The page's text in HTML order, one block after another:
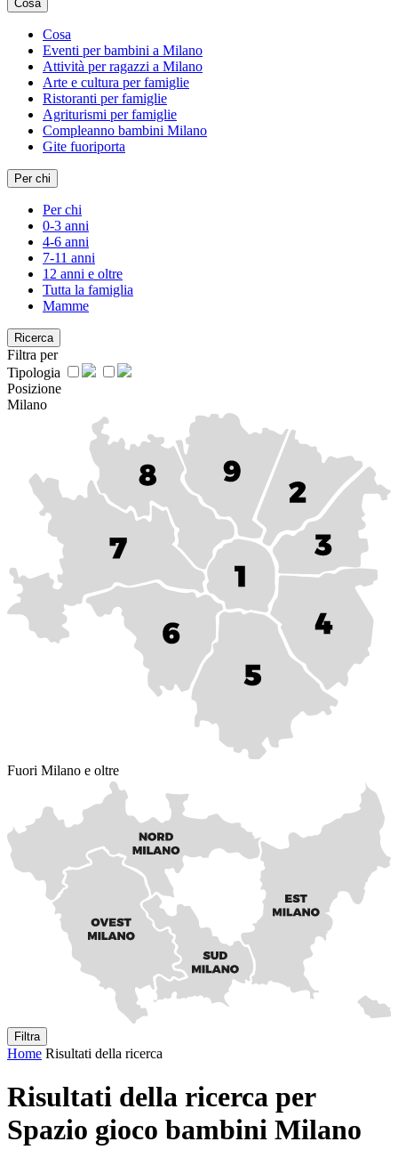
Cosa
Cosa
Eventi per bambini a Milano
Attività per ragazzi a Milano
Arte e cultura per famiglie
Ristoranti per famiglie
Agriturismi per famiglie
Compleanno bambini Milano
Gite fuoriporta
Per chi
Per chi
0-3 anni
4-6 anni
7-11 anni
12 anni e oltre
Tutta la famiglia
Mamme
Ricerca
Filtra per
Tipologia
Posizione
Milano
Fuori Milano e oltre
Filtra
Home Risultati della ricerca
Risultati della ricerca per
Spazio gioco bambini Milano